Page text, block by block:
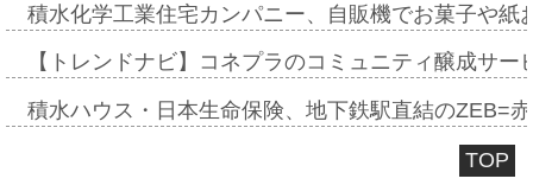
積水化学工業住宅カンパニー、自販機でお菓子や
【トレンドナビ】コネプラのコミュニティ醸成サ
積水ハウス・日本生命保険、地下鉄駅直結のZEB=
TOP